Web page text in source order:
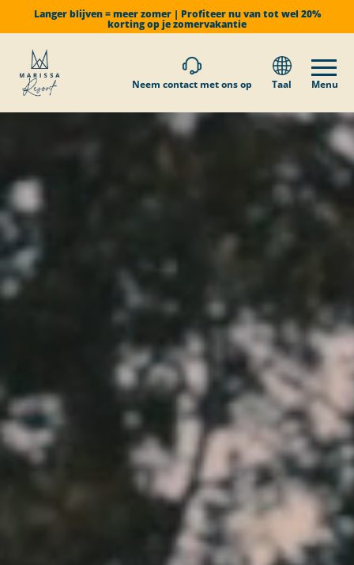
Langer blijven = meer zomer | Profiteer nu van tot wel 20%
korting op je zomervakantie
Neem contact met ons op Taal Menu